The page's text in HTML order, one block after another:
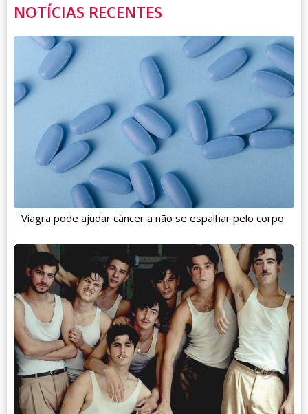
NOTÍCIAS RECENTES
Viagra pode ajudar câncer a não se espalhar pelo corpo